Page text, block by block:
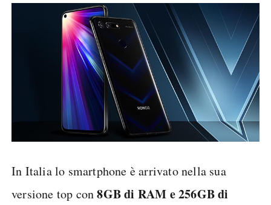
In Italia lo smartphone è arrivato nella sua
versione top con8GB di RAM e 256GB di